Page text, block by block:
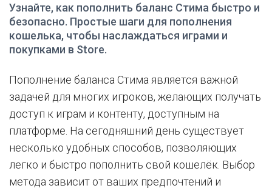
Узнайте, как пополнить баланс Стима быстро и
безопасно. Простые шаги для пополнения
кошелька, чтобы наслаждаться играми и
покупками в Store.
Пополнение баланса Стима является важной
задачей для многих игроков, желающих получать
доступ к играм и контенту, доступным на
платформе. На сегодняшний день существует
несколько удобных способов, позволяющих
легко и быстро пополнить свой кошелёк. Выбор
метода зависит от ваших предпочтений и